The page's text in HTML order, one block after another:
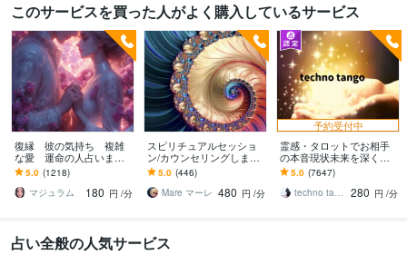
このサービスを買った人がよく購入しているサービス
復縁 彼の気持ち 複雑
な愛 運命の人占います
苦しい恋に終止符を。霊
視とカードで二人の未来
を魔女が読み解く
5.0 (1218)
マジュラム
180 円 /分
スピリチュアルセッショ
ン/カウンセリングします
情報空間と繋がり望む現
実を創る方向性を導くセ
ッションをします
5.0 (446)
Mare マーレ 480 円 /分
予約受付中
霊感・タロットでお相手
の本音現状未来を深く視
ます 恋愛・仕事・家族・
人間関係の本質を見抜き
スピード解決へ
5.0 (7647)
techno tango
280 円 /分
占い全般の人気サービス